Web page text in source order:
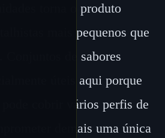
torna o produto
mais pequenos que
Conjuntos de sabores
úteis aqui porque
pode cobrir vários perfis de
demais uma única